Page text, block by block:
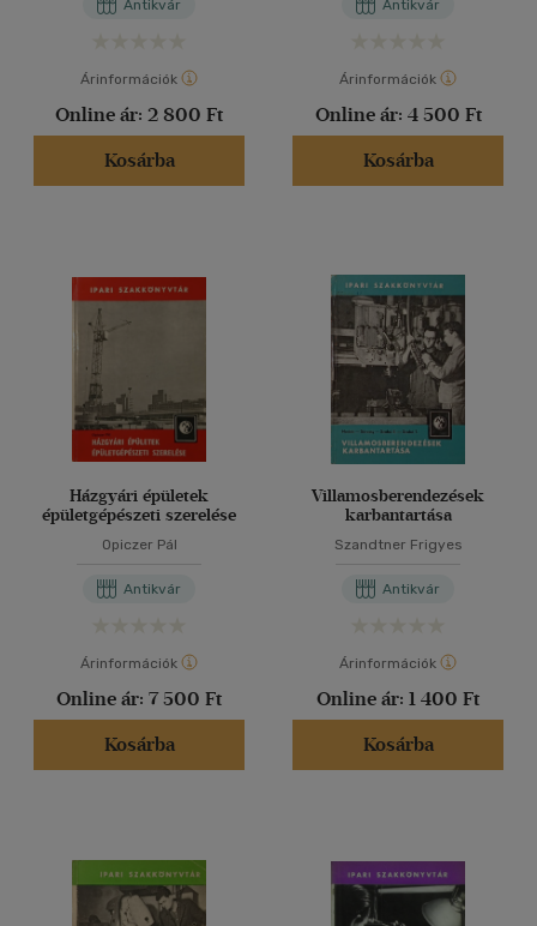
Antikvár
Árinformációk
Online ár: 2 800 Ft
Kosárba
Antikvár
Árinformációk
Online ár: 4 500 Ft
Kosárba
Házgyári épületek
épületgépészeti szerelése
Opiczer Pál
Antikvár
Árinformációk
Online ár: 7 500 Ft
Kosárba
Villamosberendezések
karbantartása
Szandtner Frigyes
Antikvár
Árinformációk
Online ár: 1 400 Ft
Kosárba